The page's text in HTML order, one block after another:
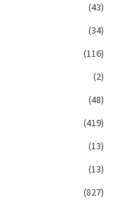
(43)
(34)
(116)
(2)
(48)
(419)
(13)
(13)
(827)